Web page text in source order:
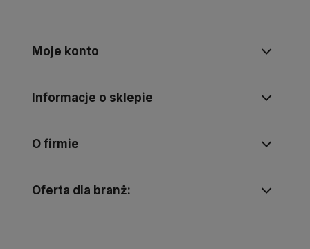
Moje konto
Informacje o sklepie
O firmie
Oferta dla branż: